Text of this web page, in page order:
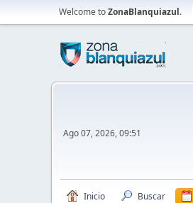
Welcome toZonaBlanquiazul.
Ago 07, 2026, 09:51
Inicio Buscar